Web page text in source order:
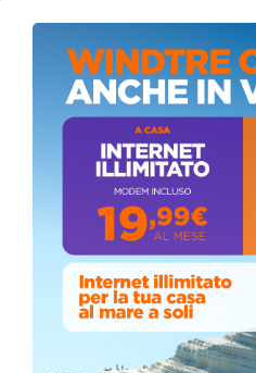
Coronavirus:
ai cittadini
Domenica,
Circolo della
con il giornalista
Martedì, Agosto 04,
Elezioni a
sindaco Zambito
Lunedì, Ottobre 05,
📅 ESTATE
SICULIANA